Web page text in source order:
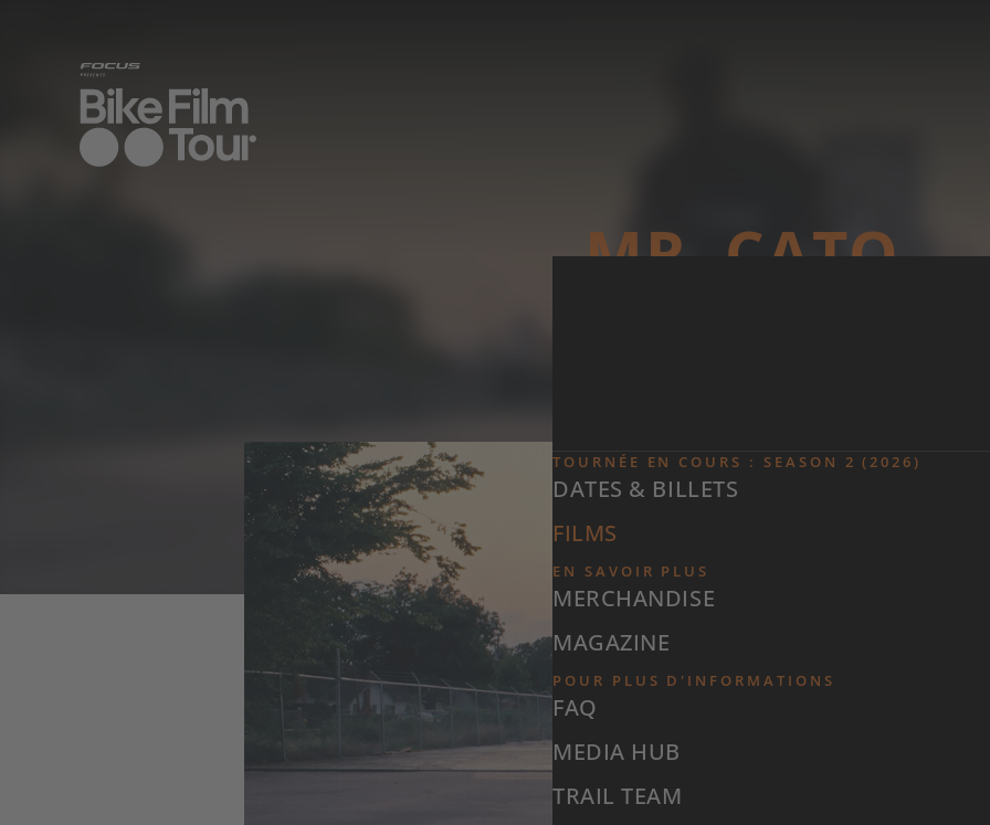
TOURNÉE EN COURS : SEASON 2 (2026)
DATES & BILLETS
FILMS
EN SAVOIR PLUS
MERCHANDISE
MAGAZINE
POUR PLUS D'INFORMATIONS
FAQ
MEDIA HUB
TRAIL TEAM
MR. CATO